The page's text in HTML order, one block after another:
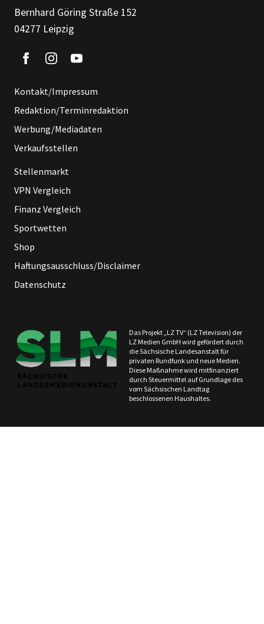
Bernhard Göring Straße 152
04277 Leipzig
Kontakt/Impressum
Redaktion/Terminredaktion
Werbung/Mediadaten
Verkaufsstellen
Stellenmarkt
VPN Vergleich
Finanz Vergleich
Sportwetten
Shop
Haftungsausschluss/Disclaimer
Datenschutz
Das Projekt „LZ TV“ (LZ Television) der
LZ Medien GmbH wird gefördert durch
die Sächsische Landesanstalt für
privaten Rundfunk und neue Medien.
Diese Maßnahme wird mitfinanziert
durch Steuermittel auf Grundlage des
vom Sächsischen Landtag
beschlossenen Haushaltes.